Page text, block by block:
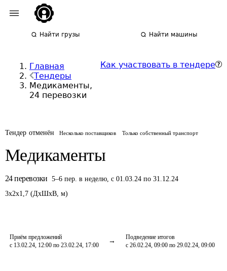
Найти грузы Найти машины
Главная
Тендеры
Медикаменты,
24 перевозки
Как участвовать в тендере
Тендер отменён Несколько поставщиков Только собственный транспорт
Медикаменты
24 перевозки 5–6 пер. в неделю, с 01.03.24 по 31.12.24
3x2x1,7 (ДxШxВ, м)
Приём предложений
с 13.02.24, 12:00 по 23.02.24, 17:00
Подведение итогов
с 26.02.24, 09:00 по 29.02.24, 09:00